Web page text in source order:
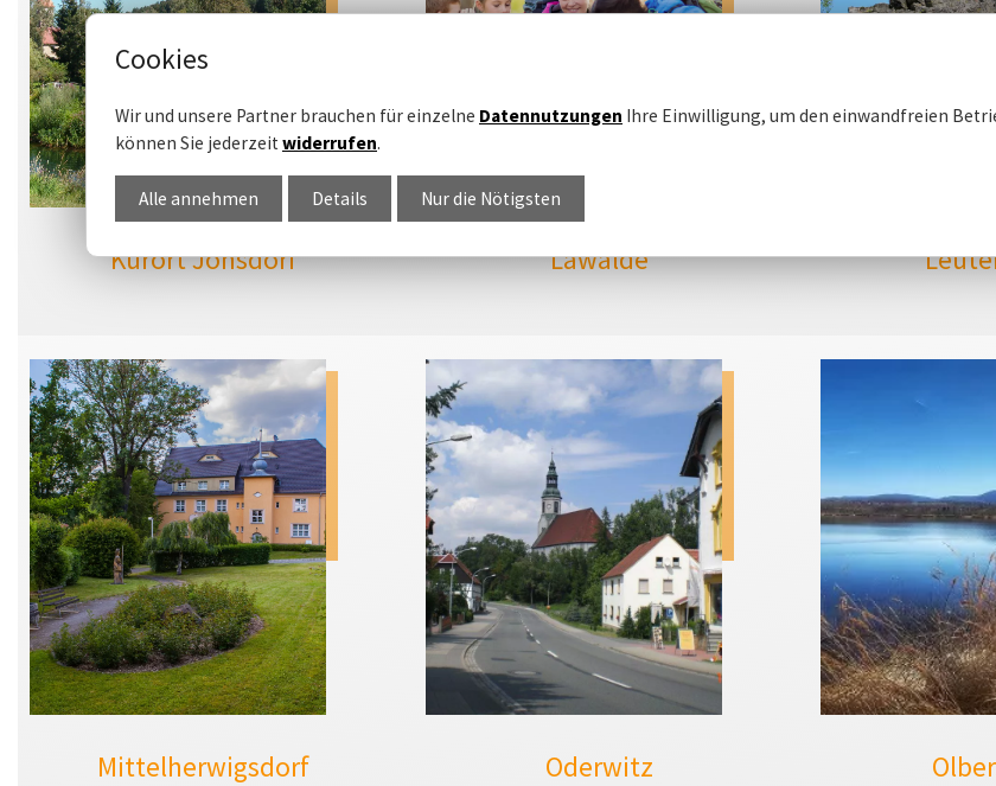
Kurort Jonsdorf Lawalde
Mittelherwigsdorf Oderwitz
Cookies
Wir und unsere Partner brauchen für einzelne Datennutzungen Ihre Einwilligung, um den einwandfreien
können Sie jederzeit widerrufen.
Alle annehmen Details Nur die Nötigsten